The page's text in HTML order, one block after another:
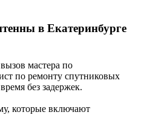
в Екатеринбурге
мастера по
по ремонту спутниковых
без задержек.
которые включают